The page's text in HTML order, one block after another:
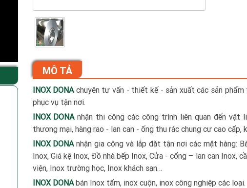
MÔ TẢ
INOX DONAchuyên tư vấn - thiết kế - sản xuất các sản
phục vụ tận nơi.
INOX DONAnhận thi công các công trình liên quan đến vật
thương mại, hàng rao - lan can - ống thu rác chung cư cao cấp,
INOX DONAnhận gia công và lắp đặt tận nơi các mặt hàng:
Inox, Giá kệ Inox, Đồ nhà bếp Inox, Cửa - cổng – lan can Inox,
viện, Inox trường học, Inox khách sạn…
INOX DONAbán Inox tấm, inox cuộn, inox công nghiệp các loại.